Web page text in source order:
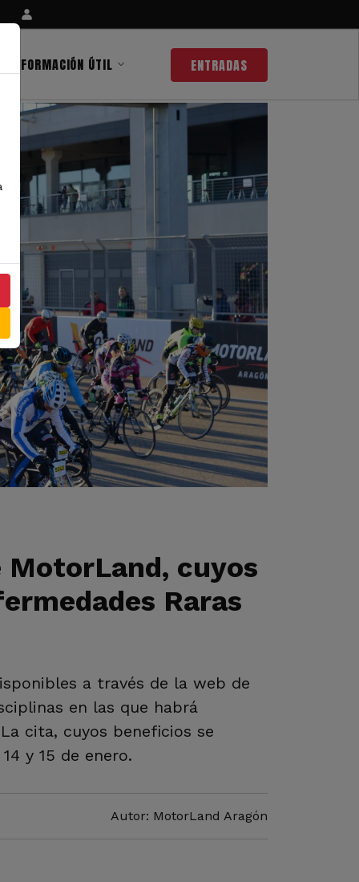
INFORMACIÓN ÚTIL ENTRADAS
cuyos
Raras
a través de la web de
en las que habrá
cita, cuyos beneficios se
y 15 de enero.
Autor: MotorLand Aragón